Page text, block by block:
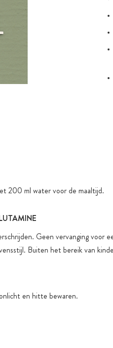
200 ml water voor de maaltijd.
Geen vervanging voor
Buiten het bereik van
en hitte bewaren.